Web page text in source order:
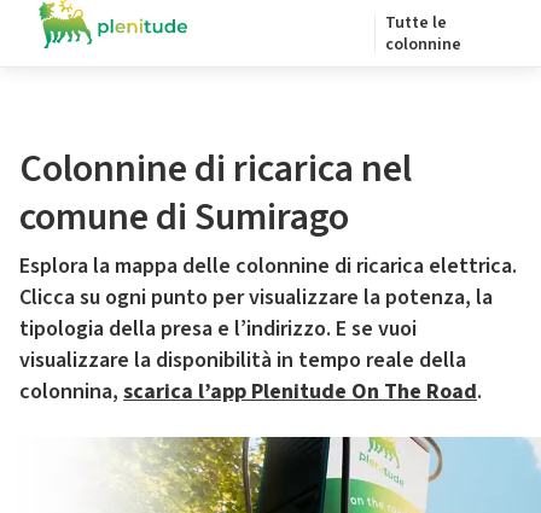
Tutte le
colonnine
Colonnine di ricarica nel
comune di Sumirago
Esplora la mappa delle colonnine di ricarica elettrica.
Clicca su ogni punto per visualizzare la potenza, la
tipologia della presa e l’indirizzo. E se vuoi
visualizzare la disponibilità in tempo reale della
colonnina, scarica l’app Plenitude On The Road.